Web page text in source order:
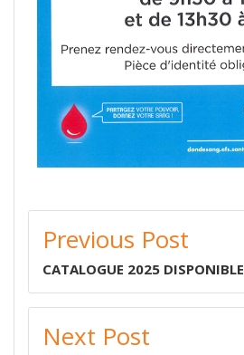
Previous Post
CATALOGUE 2025 DISPONIBLE
Next Post